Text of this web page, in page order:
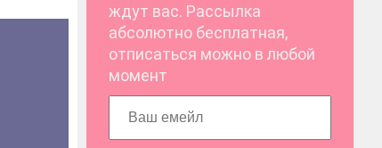
ждут вас. Рассылка
абсолютно бесплатная,
отписаться можно в любой
момент